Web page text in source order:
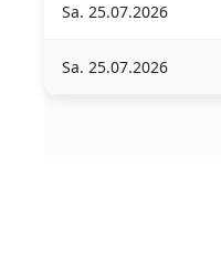
Sa. 25.07.2026
Sa. 25.07.2026